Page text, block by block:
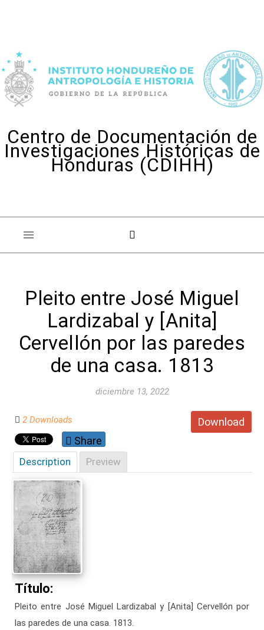
Centro de Documentación de
Investigaciones Históricas de
Honduras (CDIHH)
Pleito entre José Miguel
Lardizabal y [Anita]
Cervellón por las paredes
de una casa. 1813
diciembre 13, 2022
Download
2 Downloads
Share
Description Preview
Título:
Pleito entre José Miguel Lardizabal y [Anita] Cervellón por
las paredes de una casa. 1813.